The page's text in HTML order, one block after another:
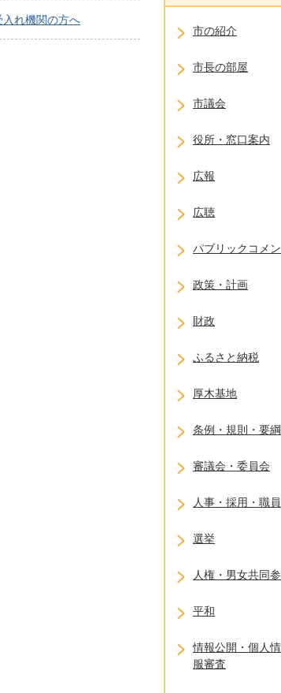
れ機関の方へ
市の紹介
市長の部屋
市議会
役所・窓口案内
広報
広聴
パブリックコメン
政策・計画
財政
ふるさと納税
厚木基地
条例・規則・要綱
審議会・委員会
人事・採用・職員
選挙
人権・男女共同
平和
情報公開・個人
服審査